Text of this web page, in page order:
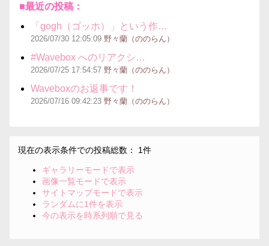
■最近の投稿：
「gogh（ゴッホ）」という作…
2026/07/30 12:05:09 野々蘭（ののらん）
#Wavebox へのリアクシ…
2026/07/25 17:54:57 野々蘭（ののらん）
Waveboxのお返事です！
2026/07/16 09:42:23 野々蘭（ののらん）
現在の表示条件での投稿総数： 1件
ギャラリーモードで表示
画像一覧モードで表示
サイトマップモードで表示
ランダムに1件を表示
今の表示を時系列順で見る